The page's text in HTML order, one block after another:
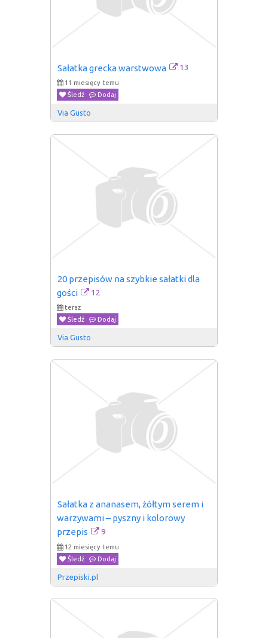
Sałatka grecka warstwowa 13
11 miesięcy temu
Śledź
Dodaj
Via Gusto
20 przepisów na szybkie sałatki dla
gości
12
teraz
Śledź
Dodaj
Via Gusto
Sałatka z ananasem, żółtym serem i
warzywami – pyszny i kolorowy
przepis
9
12 miesięcy temu
Śledź
Dodaj
Przepiski.pl